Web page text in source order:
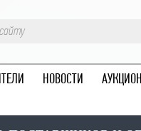
НОВОСТИ